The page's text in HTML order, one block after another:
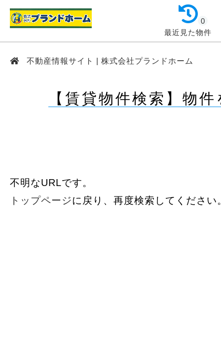
最近見た物件
0
不動産情報サイト | 株式会社プランドホーム
【賃貸物件検索】物
不明なURLです。
トップページに戻り、再度検索してください